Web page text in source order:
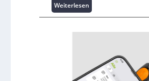
Weiterlesen
K
r
f